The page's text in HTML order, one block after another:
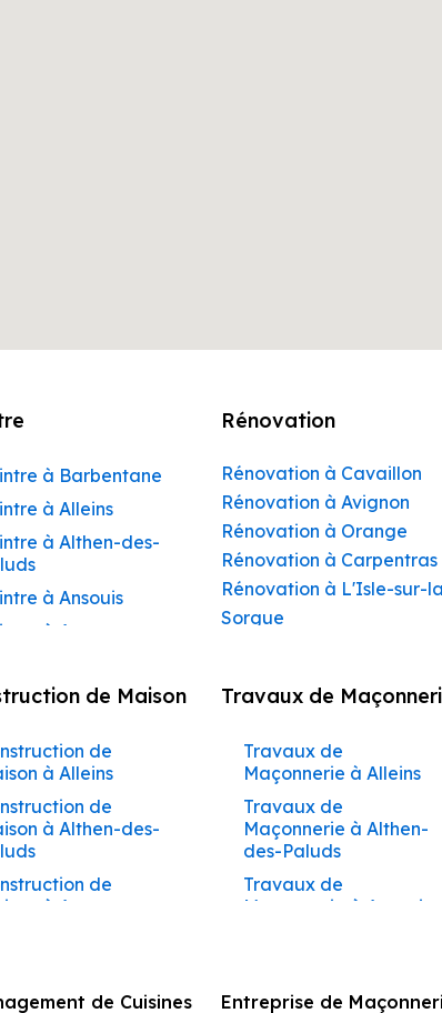
à Barbentane
à Alleins
à Althen-des-
à Ansouis
à Apt
à Aurons
à Beaumettes
à Beaumont-
Pertuis
à Bédarrides
à Bollène
Rénovation
Rénovation à Cavaillon
Rénovation à Avignon
Rénovation à Orange
Rénovation à Carpentras
Rénovation à L'Isle-sur-
Sorgue
Rénovation à Sorgues
Rénovation à Vaison-la-
Romaine
Rénovation à Bollène
Rénovation à Monteux
Rénovation à Valréas
Rénovation à Morières-lès-
Rénovation à Pernes-les-
de Maison
de
à Alleins
de
à Althen-des-
de
à Aurons
de
Travaux de
Travaux de
Maçonnerie à Alleins
Travaux de
Maçonnerie à Althen-
des-Paluds
Travaux de
Maçonnerie à Ansouis
Travaux de
de Cuisines Entreprise de